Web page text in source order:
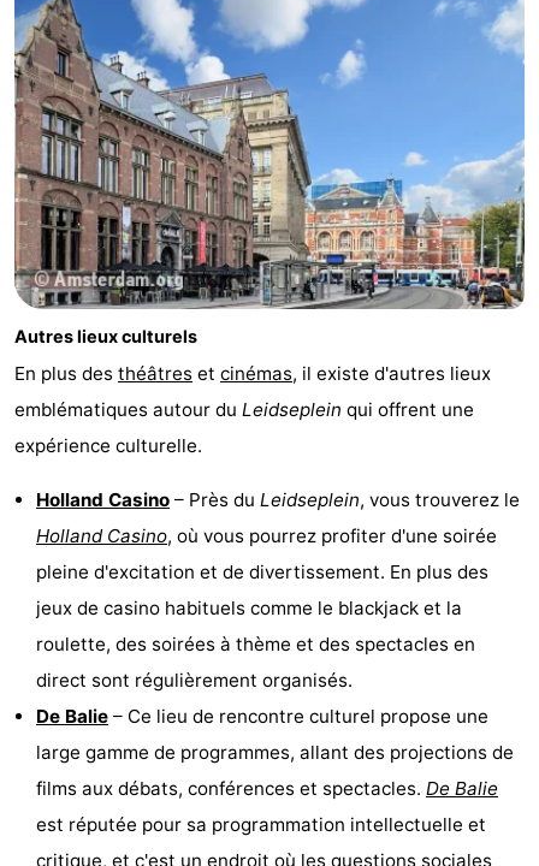
Autres lieux culturels
En plus des théâtres et cinémas, il existe d'autres lieux
emblématiques autour du Leidseplein qui offrent une
expérience culturelle.
Holland Casino – Près du Leidseplein, vous trouverez le
Holland Casino, où vous pourrez profiter d'une soirée
pleine d'excitation et de divertissement. En plus des
jeux de casino habituels comme le blackjack et la
roulette, des soirées à thème et des spectacles en
direct sont régulièrement organisés.
De Balie – Ce lieu de rencontre culturel propose une
large gamme de programmes, allant des projections de
films aux débats, conférences et spectacles. De Balie
est réputée pour sa programmation intellectuelle et
critique, et c'est un endroit où les questions sociales